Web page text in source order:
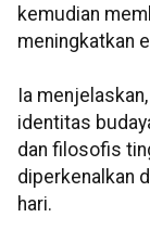
kemudian
meningkatkan
Ia
identitas
dan filosofis
diperkenalkan
hari.